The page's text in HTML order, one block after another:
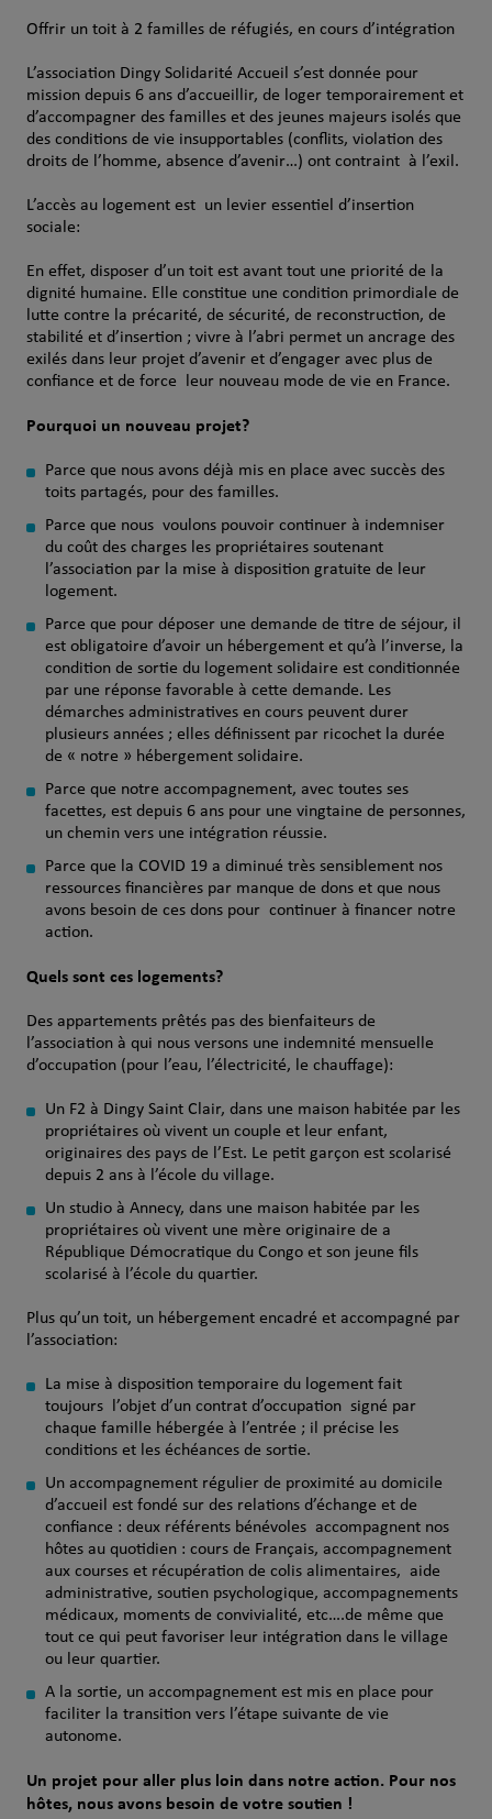
Offrir un toit à 2 familles de réfugiés, en cours d’intégration
L’association Dingy Solidarité Accueil s’est donnée pour
mission depuis 6 ans d’accueillir, de loger temporairement et
d’accompagner des familles et des jeunes majeurs isolés que
des conditions de vie insupportables (conflits, violation des
droits de l’homme, absence d’avenir…) ont contraint à l’exil.
L’accès au logement est un levier essentiel d’insertion
sociale:
En effet, disposer d’un toit est avant tout une priorité de la
dignité humaine. Elle constitue une condition primordiale de
lutte contre la précarité, de sécurité, de reconstruction, de
stabilité et d’insertion ; vivre à l’abri permet un ancrage des
exilés dans leur projet d’avenir et d’engager avec plus de
confiance et de force leur nouveau mode de vie en France.
Pourquoi un nouveau projet?
Parce que nous avons déjà mis en place avec succès des
toits partagés, pour des familles.
Parce que nous voulons pouvoir continuer à indemniser
du coût des charges les propriétaires soutenant
l’association par la mise à disposition gratuite de leur
logement.
Parce que pour déposer une demande de titre de séjour, il
est obligatoire d’avoir un hébergement et qu’à l’inverse, la
condition de sortie du logement solidaire est conditionnée
par une réponse favorable à cette demande. Les
démarches administratives en cours peuvent durer
plusieurs années ; elles définissent par ricochet la durée
de « notre » hébergement solidaire.
Parce que notre accompagnement, avec toutes ses
facettes, est depuis 6 ans pour une vingtaine de personnes,
un chemin vers une intégration réussie.
Parce que la COVID 19 a diminué très sensiblement nos
ressources financières par manque de dons et que nous
avons besoin de ces dons pour continuer à financer notre
action.
Quels sont ces logements?
Des appartements prêtés pas des bienfaiteurs de
l’association à qui nous versons une indemnité mensuelle
d’occupation (pour l’eau, l’électricité, le chauffage):
Un F2 à Dingy Saint Clair, dans une maison habitée par les
propriétaires où vivent un couple et leur enfant,
originaires des pays de l’Est. Le petit garçon est scolarisé
depuis 2 ans à l’école du village.
Un studio à Annecy, dans une maison habitée par les
propriétaires où vivent une mère originaire de a
République Démocratique du Congo et son jeune fils
scolarisé à l’école du quartier.
Plus qu’un toit, un hébergement encadré et accompagné par
l’association:
La mise à disposition temporaire du logement fait
toujours l’objet d’un contrat d’occupation signé par
chaque famille hébergée à l’entrée ; il précise les
conditions et les échéances de sortie.
Un accompagnement régulier de proximité au domicile
d’accueil est fondé sur des relations d’échange et de
confiance : deux référents bénévoles accompagnent nos
hôtes au quotidien : cours de Français, accompagnement
aux courses et récupération de colis alimentaires, aide
administrative, soutien psychologique, accompagnements
médicaux, moments de convivialité, etc….de même que
tout ce qui peut favoriser leur intégration dans le village
ou leur quartier.
A la sortie, un accompagnement est mis en place pour
faciliter la transition vers l’étape suivante de vie
autonome.
Un projet pour aller plus loin dans notre action. Pour nos
hôtes, nous avons besoin de votre soutien !